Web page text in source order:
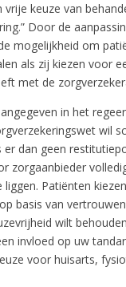
keuze van
Door de
mogelijkheid om
als zij kiezen voor
met de
in het
wil
er dan geen
zorgaanbieder
liggen. Patiënten
basis van
wilt
invloed op uw
voor huisarts,